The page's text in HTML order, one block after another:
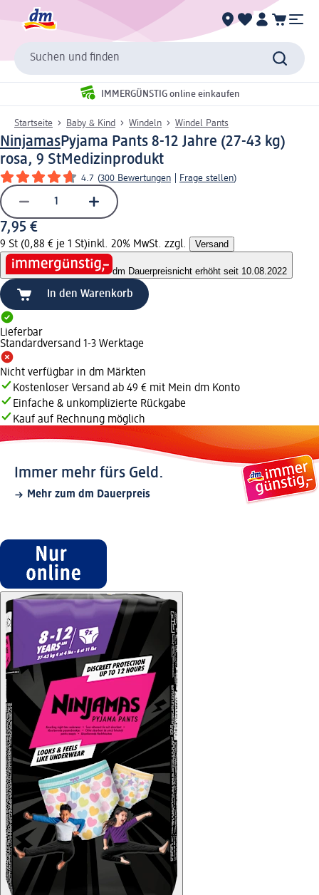
Suchen und finden
IMMERGÜNSTIG online einkaufen
Startseite Baby & Kind Windeln Windel Pants
NinjamasPyjama Pants 8-12 Jahre (27-43 kg)
rosa, 9 StMedizinprodukt
4.7 (300 Bewertungen Frage stellen)
7,95 €
9 St (0,88 € je 1 St)inkl. 20% MwSt. zzgl. Versand
dm Dauerpreisnicht erhöht seit 10.08.2022
In den Warenkorb
Lieferbar
Standardversand 1-3 Werktage
Nicht verfügbar in dm Märkten
Kostenloser Versand ab 49 € mit Mein dm Konto
Einfache & unkomplizierte Rückgabe
Kauf auf Rechnung möglich
Immer mehr fürs Geld.
Mehr zum dm Dauerpreis